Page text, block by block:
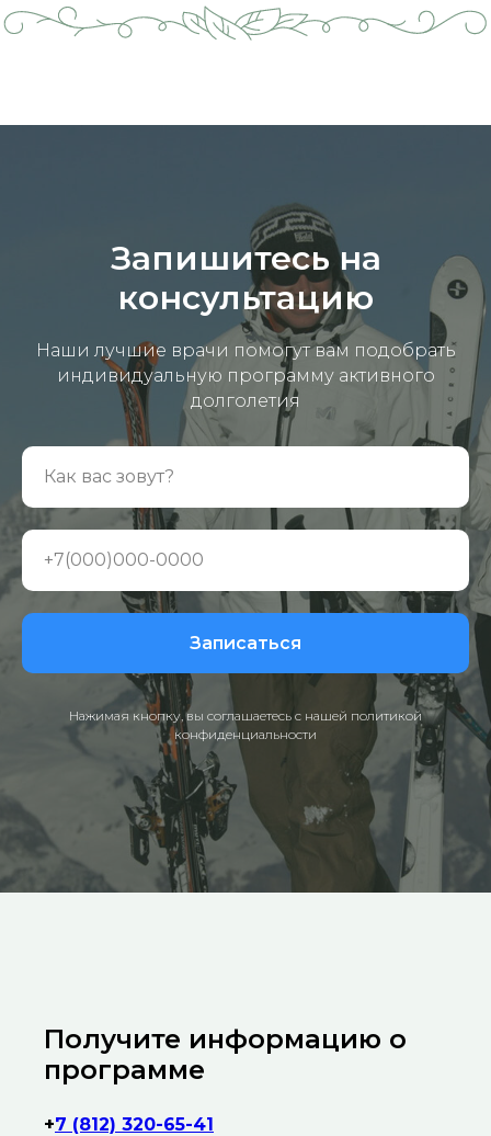
Запишитесь на
консультацию
Наши лучшие врачи помогут вам подобрать
индивидуальную программу активного
долголетия
Записаться
Нажимая кнопку, вы соглашаетесь с нашей политикой
конфиденциальности
Получите информацию о
программе
+7 (812) 320-65-41